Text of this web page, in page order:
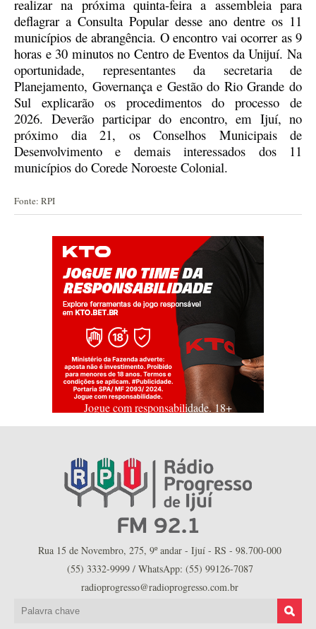
realizarna próxima quinta-feira a assembleia para
deflagrar a Consulta Popular desse ano dentre os 11
municípios de abrangência. O encontro vai ocorrer as 9
horas e 30 minutos no Centro de Eventos da Unijuí. Na
oportunidade, representantes da secretaria de
Planejamento, Governança e Gestão do Rio Grande do
Sul explicarãoos procedimentos do processo de
2026. Deverão participar do encontro, em Ijuí, no
próximo dia 21, os Conselhos Municipais de
Desenvolvimento e demais interessados dos 11
municípios do Corede Noroeste Colonial.
Fonte: RPI
Jogue com responsabilidade. 18+
Rua 15 de Novembro, 275, 9º andar - Ijuí - RS - 98.700-000
(55) 3332-9999 / WhatsApp: (55) 99126-7087
radioprogresso@radioprogresso.com.br